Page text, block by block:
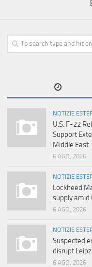
NOTIZIE
U.S. F-22
Support
Middle East
6 AGO, 2026
NOTIZIE
Lockheed
supply amid
6 AGO, 2026
NOTIZIE
Suspected
disrupt
6 AGO, 2026